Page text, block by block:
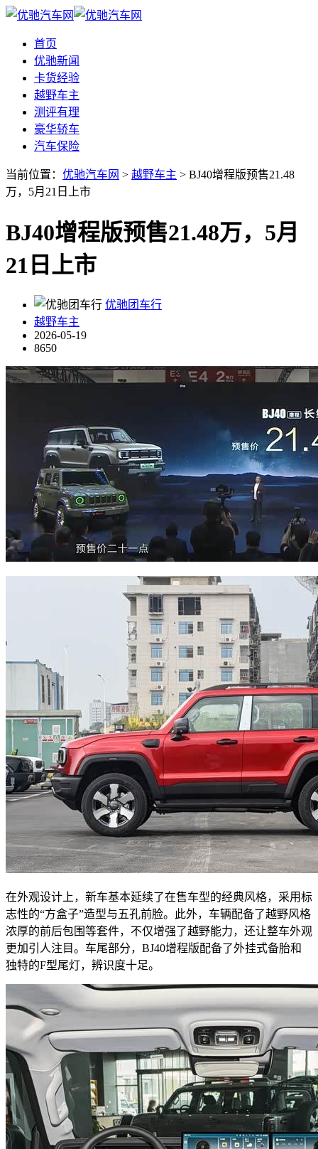
首页
优驰新闻
卡货经验
越野车主
测评有理
豪华轿车
汽车保险
当前位置： 优驰汽车网 > 越野车主 > BJ40增程版预售21.48
万，5月21日上市
BJ40增程版预售21.48万，5月
21日上市
优驰团车行
越野车主
2026-05-19
8650
在外观设计上，新车基本延续了在售车型的经典风格，采用标
志性的“方盒子”造型与五孔前脸。此外，车辆配备了越野风格
浓厚的前后包围等套件，不仅增强了越野能力，还让整车外观
更加引人注目。车尾部分，BJ40增程版配备了外挂式备胎和
独特的F型尾灯，辨识度十足。